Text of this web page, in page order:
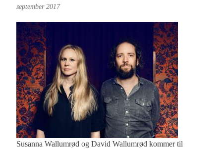
september 2017
Susanna Wallumrød og David Wallumrød kommer til